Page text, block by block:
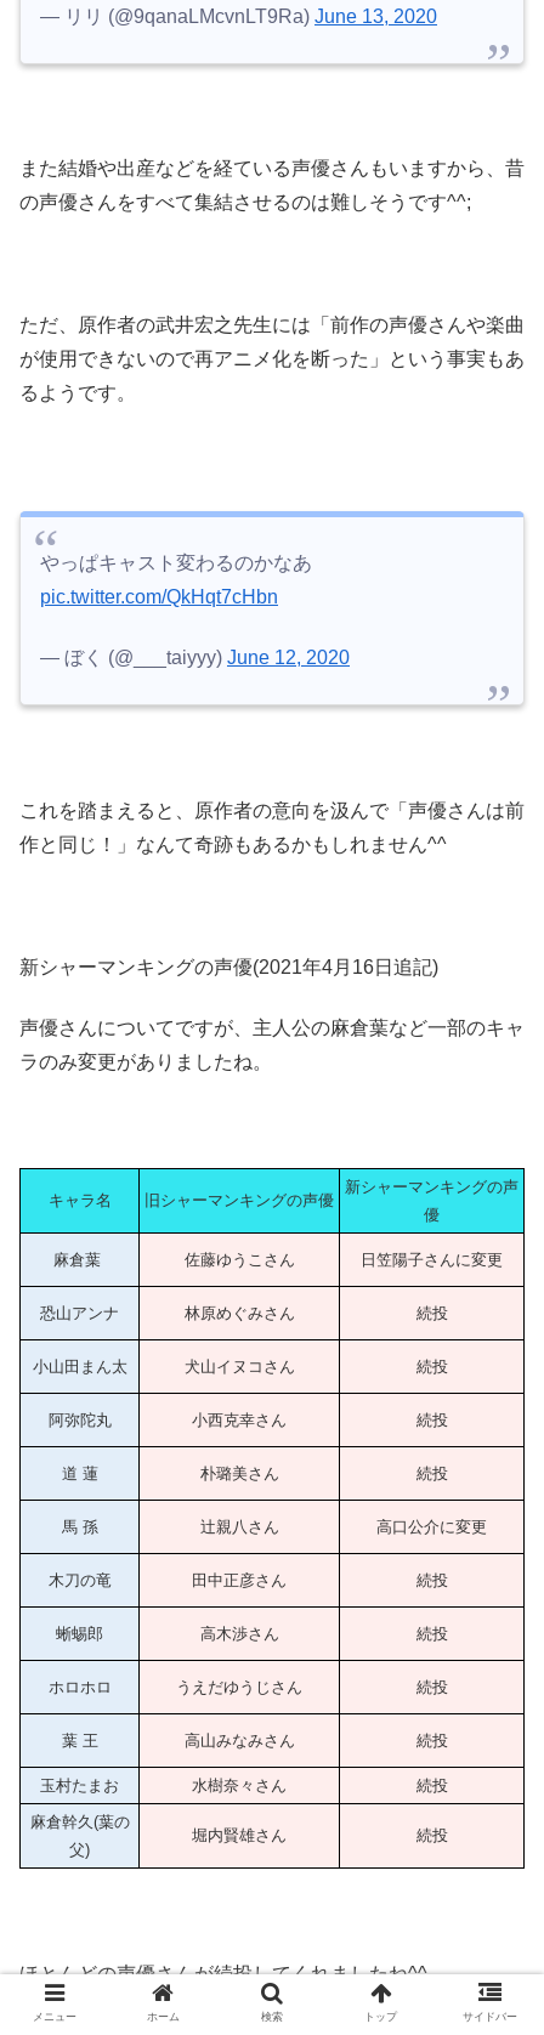
— リリ (@9qanaLMcvnLT9Ra) June 13, 2020
また結婚や出産などを経ている声優さんもいますから、昔
の声優さんをすべて集結させるのは難しそうです^^;
ただ、原作者の武井宏之先生には「前作の声優さんや楽曲
が使用できないので再アニメ化を断った」という事実もあ
るようです。
やっぱキャスト変わるのかなあ
pic.twitter.com/QkHqt7cHbn
— ぼく (@___taiyyy) June 12, 2020
これを踏まえると、原作者の意向を汲んで「声優さんは前
作と同じ！」なんて奇跡もあるかもしれません^^
新シャーマンキングの声優(2021年4月16日追記)
声優さんについてですが、主人公の麻倉葉など一部のキャ
ラのみ変更がありましたね。
キャラ名 旧シャーマンキングの声優
新シャーマンキングの声
優
麻倉葉 佐藤ゆうこさん 日笠陽子さんに変更
恐山アンナ 林原めぐみさん 続投
小山田まん太 犬山イヌコさん 続投
阿弥陀丸 小西克幸さん 続投
道 蓮 朴璐美さん 続投
馬 孫 辻親八さん 高口公介に変更
木刀の竜 田中正彦さん 続投
蜥蜴郎 高木渉さん 続投
ホロホロ うえだゆうじさん 続投
葉 王 高山みなみさん 続投
玉村たまお 水樹奈々さん
続投
麻倉幹久(葉の
父)
堀内賢雄さん 続投
ほとんどの声優さんが続投してくれましたね^^
メニュー ホーム 検索 トップ サイドバー